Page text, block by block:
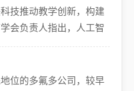
技推动教学创新，构建
会负责人指出，人工智
位的多氟多公司，较早